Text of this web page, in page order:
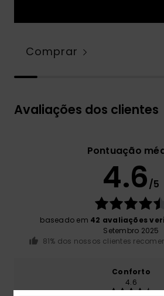
Comprar
Avaliações dos clientes
Pontuação
4.6/5
baseado em 42 avaliações
Setembro 2025
81% dos nossos clientes
Conforto
4.6